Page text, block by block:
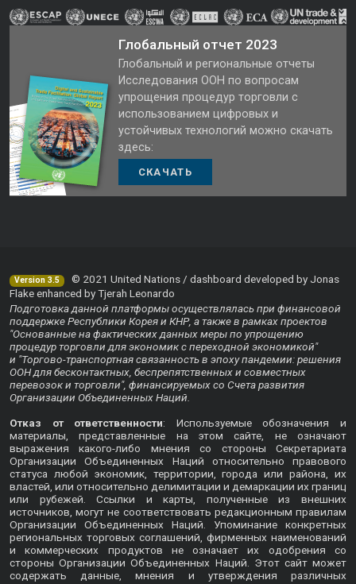
Глобальный отчет 2023
Глобальный и региональные отчеты
Исследования ООН по вопросам
упрощения процедур торговли с
использованием цифровых и
устойчивых технологий можно скачать
здесь:
СКАЧАТЬ
Version 3.5
© 2021 United Nations / dashboard developed by Jonas
Flake enhanced by Tjerah Leonardo
Подготовка данной платформы осуществлялась при финансовой
поддержке Республики Корея и КНР, а также в рамках проектов
"Основанные на фактических данных меры по упрощению
процедур торговли для экономик с переходной экономикой"
и "Торгово-транспортная связанность в эпоху пандемии: решения
ООН для бесконтактных, беспрепятственных и совместных
перевозок и торговли", финансируемых со Счета развития
Организации Объединенных Наций.
Отказ от ответственности: Используемые обозначения и
материалы, представленные на этом сайте, не означают
выражения какого-либо мнения со стороны Секретариата
Организации Объединенных Наций относительно правового
статуса любой экономик, территории, города или района, их
властей, или относительно делимитации и демаркации их границ
или рубежей. Ссылки и карты, полученные из внешних
источников, могут не соответствовать редакционным правилам
Организации Объединенных Наций. Упоминание конкретных
региональных торговых соглашений, фирменных наименований
и коммерческих продуктов не означает их одобрения со
стороны Организации Объединенных Наций. Этот сайт может
содержать данные, мнения и утверждения различных